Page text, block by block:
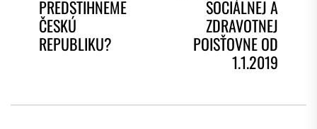
PRO
PŘÍSPĚVEK
PREDSTIHNEME
ČESKÚ
REPUBLIKU?
SOCIÁLNEJ A
ZDRAVOTNEJ
POISŤOVNE OD
1.1.2019